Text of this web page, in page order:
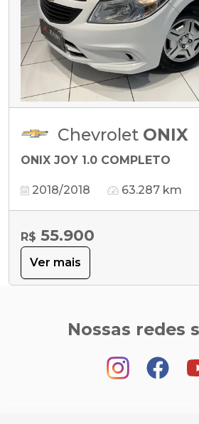
Chevrolet ONIX
ONIX JOY 1.0 COMPLETO
2018/2018 63.287 km
R$ 55.900
Ver mais
Nossas redes